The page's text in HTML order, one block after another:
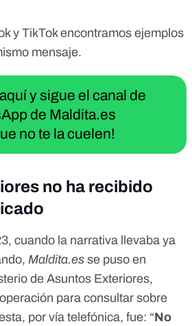
y TikTokencontramos ejemplos
mensaje.
y sigue el canal de
de Maldita.es
no te la cuelen!
no ha recibido
cuando la narrativa llevaba ya
Maldita.es se puso en
de Asuntos Exteriores,
para consultar sobre
por vía telefónica, fue: “No